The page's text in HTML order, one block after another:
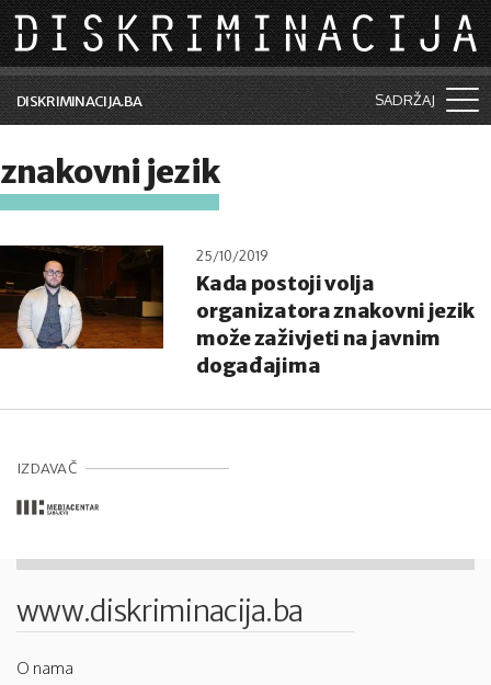
Skip to main content
DISKRIMINACIJA.BA SADRŽAJ
Vijesti i događaji
Kolumne
Lične priče
Saradnja sa medijima
znakovni jezik
25/10/2019
Kada postoji volja
organizatora znakovni jezik
može zaživjeti na javnim
događajima
IZDAVAČ
www.diskriminacija.ba
O nama